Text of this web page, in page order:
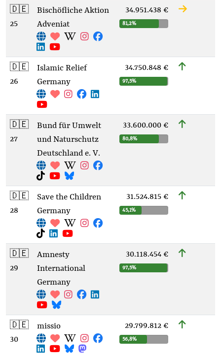
🇩🇪
25
Bischöfliche Aktion
Adveniat
34.951.438 €
81,2%
🇩🇪
26
Islamic Relief
Germany
34.750.848 €
97,5%
🇩🇪
27
Bund für Umwelt
und Naturschutz
Deutschland e. V.
33.600.000 €
80,8%
🇩🇪
28
Save the Children
Germany
31.524.815 €
45,1%
🇩🇪
29
Amnesty
International
Germany
30.118.454 €
97,5%
🇩🇪
30
missio 29.799.812 €
56,8%